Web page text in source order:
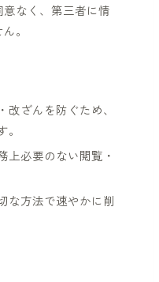
なく、第三者に情
。
ざんを防ぐため、
上必要のない閲覧・
な方法で速やかに削